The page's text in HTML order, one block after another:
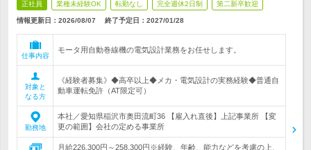
正社員 業種未経験OK 転勤なし 完全週休2日制 第二新卒歓迎
情報更新日：2026/08/07 終了予定日： 2027/01/28
仕事内容
モータ用自動巻線機の電気設計業務をお任せします。
対象と
なる方
《経験者募集》◆高卒以上◆メカ・電気設計の実務経験◆普通自
動車運転免許（AT限定可）
勤務地
本社／愛知県稲沢市奥田流町36 【雇入れ直後】上記事業所 【変
更の範囲】会社の定める事業所
月給226,300円～258,300円※経験、年齢、能力などを考慮の上、